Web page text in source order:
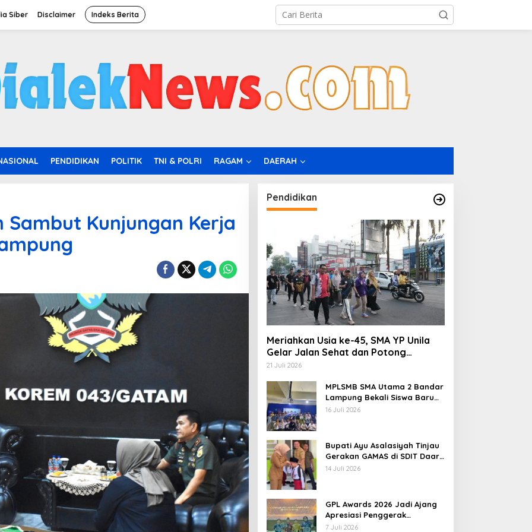
Siber Disclaimer Indeks Berita
PENDIDIKAN POLITIK TNI & POLRI RAGAM DAERAH
Kunjungan Kerja
Pendidikan
Meriahkan Usia ke-45, SMA YP Unila
Gelar Jalan Sehat dan Potong
Tumpeng
21 Juli 2026
MPLSMB SMA Utama 2 Bandar
Lampung Bekali Siswa Baru
Literasi Digital, Jurnalistik,
16 Juli 2026
Bupati Ayu Asalasiyah Tinjau
Gerakan GAMAS di SDIT Daar
‘Ilmi
14 Juli 2026
GPL Awards 2026 Jadi Ajang
Apresiasi Penggerak
Pendidikan Muda Lampung
7 Juli 2026